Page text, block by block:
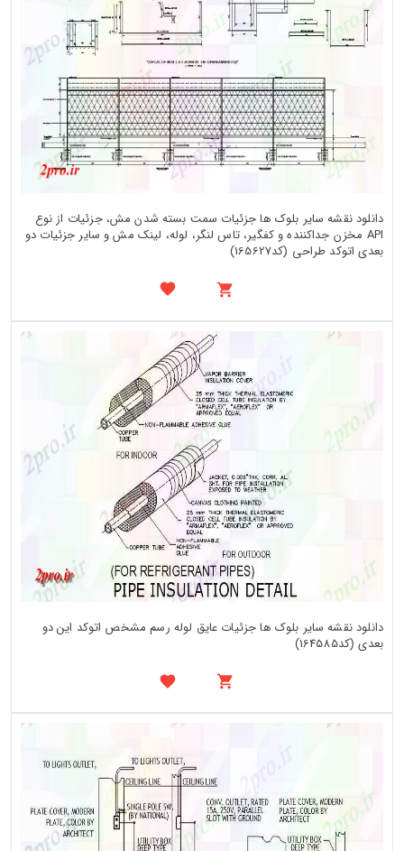
دانلود نقشه سایر بلوک ها جزئیات سمت بسته شدن مش، جزئیات از نوع
API مخزن جداکننده و کفگیر، تاس لنگر، لوله، لینک مش و سایر جزئیات دو
بعدی اتوکد طراحی (کد165627)
دانلود نقشه سایر بلوک ها جزئیات عایق لوله رسم مشخص اتوکد این دو
بعدی (کد164585)